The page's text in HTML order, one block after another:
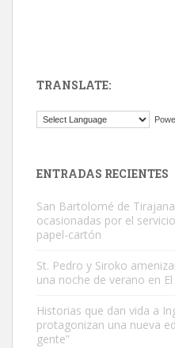
El ayuntamiento se va a llevar a
Este gato macho ha aparecido
es muy manso y
Leales.org » Gran Canaria
TRANSLATE:
ENTRADAS RECIENTES
San Bartolomé de
ocasionadas por el
papel-cartón
St. Pedro y Siroko
una noche de verano en
Historias que dan vida a
protagonizan una nueva
gente”